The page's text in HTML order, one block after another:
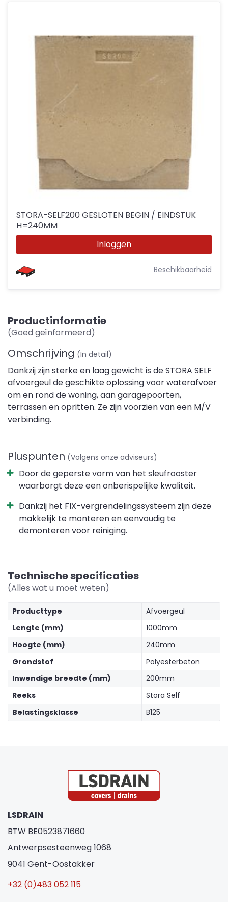
STORA-SELF200 GESLOTEN BEGIN / EINDSTUK
H=240MM
Inloggen
Beschikbaarheid
Productinformatie
(Goed geïnformeerd)
Omschrijving (In detail)
Dankzij zijn sterke en laag gewicht is de STORA SELF
afvoergeul de geschikte oplossing voor waterafvoer
om en rond de woning, aan garagepoorten,
terrassen en opritten. Ze zijn voorzien van een M/V
verbinding.
Pluspunten (Volgens onze adviseurs)
Door de geperste vorm van het sleufrooster
waarborgt deze een onberispelijke kwaliteit.
Dankzij het FIX-vergrendelingssysteem zijn deze
makkelijk te monteren en eenvoudig te
demonteren voor reiniging.
Technische specificaties
(Alles wat u moet weten)
Producttype
Afvoergeul
Lengte (mm)
1000mm
Hoogte (mm)
240mm
Grondstof
Polyesterbeton
Inwendige breedte (mm)
200mm
Reeks
Stora Self
Belastingsklasse
B125
LSDRAIN
BTW BE0523871660
Antwerpsesteenweg 1068
9041 Gent-Oostakker
+32 (0)483 052 115